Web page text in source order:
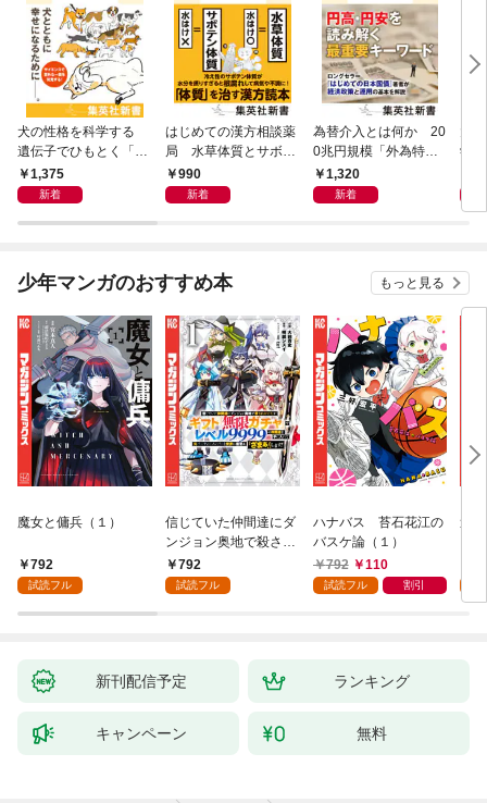
犬の性格を科学する
遺伝子でひもとく「最
良の友」の進化
1,375
新着
はじめての漢方相談薬
局 水草体質とサボテ
ン体質
990
新着
為替介入とは何か 20
0兆円規模「外為特
会」が生まれた謎
1,320
新着
学
少年マンガのおすすめ本 もっと見る
魔女と傭兵（１）
792
試読フル
信じていた仲間達にダ
ンジョン奥地で殺され
かけたがギフト『無限
ガチャ』でレベル９９
（１）
792
試読フル
ハナバス 苔石花江の
バスケ論（１）
792
110
試読フル 割引
追
強
～
新刊配信予定 ランキング
キャンペーン 無料